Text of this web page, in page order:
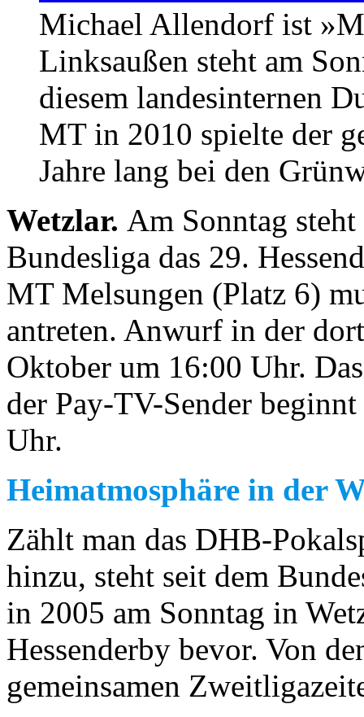
Michael Allendorf ist
Linksaußen steht am
diesem landesinternen
MT in 2010 spielte der
Jahre lang bei den
Wetzlar. Am Sonntag
Bundesliga das 29.
MT Melsungen (Platz 6)
antreten. Anwurf in der
Oktober um 16:00 Uhr.
der Pay-TV-Sender
Uhr.
Heimatmosphäre in der
Zählt man das DHB-
hinzu, steht seit dem
in 2005 am Sonntag in
Hessenderby bevor. Von
gemeinsamen